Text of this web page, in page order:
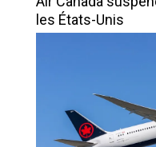
les États-Unis